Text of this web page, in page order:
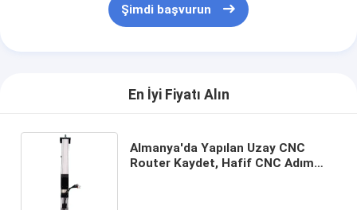
Şimdi başvurun
En İyi Fiyatı Alın
Almanya'da Yapılan Uzay CNC
Router Kaydet, Hafif CNC Adım